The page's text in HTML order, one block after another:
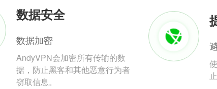
数据安全
数据加密
AndyVPN会加密所有传输的数
据，防止黑客和其他恶意行为者
窃取信息。